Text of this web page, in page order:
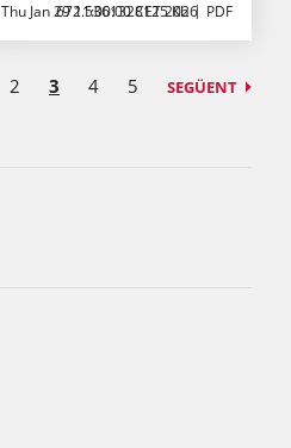
Thu Jan 29 11:00:00 CET 2026
672.5361328125 Kb PDF
2 3 4 5 SEGÜENT